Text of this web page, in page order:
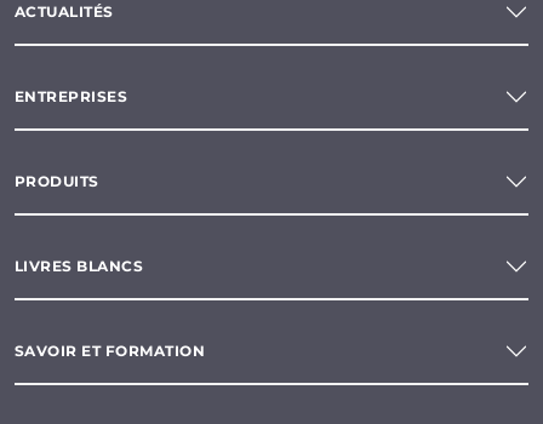
ACTUALITÉS
ENTREPRISES
PRODUITS
LIVRES BLANCS
SAVOIR ET FORMATION